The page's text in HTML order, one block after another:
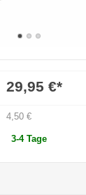
29,95 €*
4,50 €
3-4 Tage